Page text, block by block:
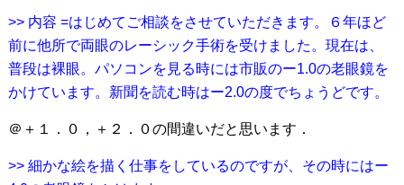
>> 内容 =はじめてご相談をさせていただきます。６年ほど
前に他所で両眼のレーシック手術を受けました。現在は、
普段は裸眼。パソコンを見る時には市販のー1.0の老眼鏡を
かけています。新聞を読む時はー2.0の度でちょうどです。
＠＋１．０，＋２．０の間違いだと思います．
>> 細かな絵を描く仕事をしているのですが、その時にはー